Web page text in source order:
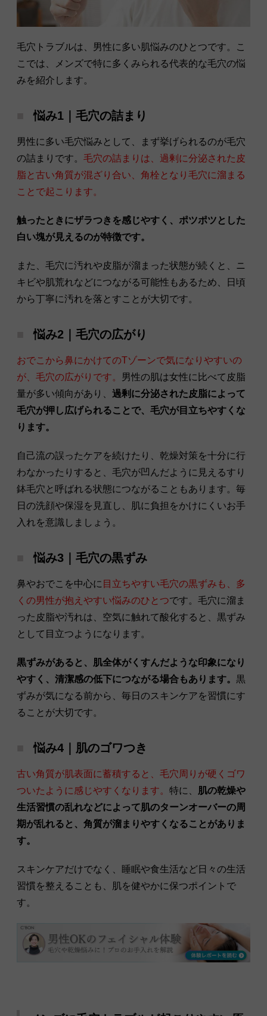
毛穴トラブルは、男性に多い肌悩みのひとつです。こ
こでは、メンズで特に多くみられる代表的な毛穴の悩
みを紹介します。
悩み1｜毛穴の詰まり
男性に多い毛穴悩みとして、まず挙げられるのが毛穴
の詰まりです。 毛穴の詰まりは、過剰に分泌された皮
脂と古い角質が混ざり合い、角栓となり毛穴に溜まる
ことで起こります。
触ったときにザラつきを感じやすく、ポツポツとした
白い塊が見えるのが特徴です。
また、毛穴に汚れや皮脂が溜まった状態が続くと、ニ
キビや肌荒れなどにつながる可能性もあるため、日頃
から丁寧に汚れを落とすことが大切です。
悩み2｜毛穴の広がり
おでこから鼻にかけてのTゾーンで気になりやすいの
が、毛穴の広がりです。
男性の肌は女性に比べて皮脂
量が多い傾向があり、 過剰に分泌された皮脂によって
毛穴が押し広げられることで、毛穴が目立ちやすくな
ります。
自己流の誤ったケアを続けたり、乾燥対策を十分に行
わなかったりすると、毛穴が凹んだように見えるすり
鉢毛穴と呼ばれる状態につながることもあります。毎
日の洗顔や保湿を見直し、肌に負担をかけにくいお手
入れを意識しましょう。
悩み3｜毛穴の黒ずみ
鼻やおでこを中心に 目立ちやすい毛穴の黒ずみも、多
くの男性が抱えやすい悩みのひとつです。毛穴に溜ま
った皮脂や汚れは、空気に触れて酸化すると、黒ずみ
として目立つようになります。
黒ずみがあると、肌全体がくすんだような印象になり
やすく、清潔感の低下につながる場合もあります。 黒
ずみが気になる前から、毎日のスキンケアを習慣にす
ることが大切です。
悩み4｜肌のゴワつき
古い角質が肌表面に蓄積すると、毛穴周りが硬くゴワ
ついたように感じやすくなります。 特に、
肌の乾燥や
生活習慣の乱れなどによって肌のターンオーバーの周
期が乱れると、角質が溜まりやすくなることがありま
す。
スキンケアだけでなく、睡眠や食生活など日々の生活
習慣を整えることも、肌を健やかに保つポイントで
す。